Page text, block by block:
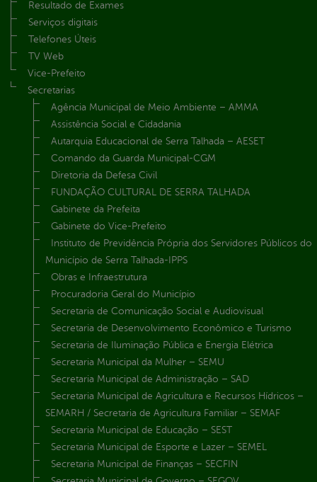
Resultado de Exames
Serviços digitais
Telefones Úteis
TV Web
Vice-Prefeito
Secretarias
Agência Municipal de Meio Ambiente – AMMA
Assistência Social e Cidadania
Autarquia Educacional de Serra Talhada – AESET
Comando da Guarda Municipal-CGM
Diretoria da Defesa Civil
FUNDAÇÃO CULTURAL DE SERRA TALHADA
Gabinete da Prefeita
Gabinete do Vice-Prefeito
Instituto de Previdência Própria dos Servidores Públicos do
Município de Serra Talhada-IPPS
Obras e Infraestrutura
Procuradoria Geral do Município
Secretaria de Comunicação Social e Audiovisual
Secretaria de Desenvolvimento Econômico e Turismo
Secretaria de Iluminação Pública e Energia Elétrica
Secretaria Municipal da Mulher – SEMU
Secretaria Municipal de Administração – SAD
Secretaria Municipal de Agricultura e Recursos Hídricos –
SEMARH / Secretaria de Agricultura Familiar – SEMAF
Secretaria Municipal de Educação – SEST
Secretaria Municipal de Esporte e Lazer – SEMEL
Secretaria Municipal de Finanças – SECFIN